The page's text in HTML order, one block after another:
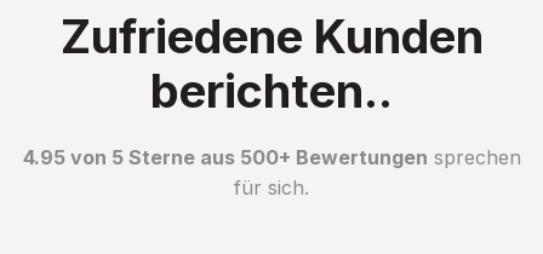
Zufriedene Kunden
berichten..
4.95 von 5 Sterne aus 500+ Bewertungen sprechen
für sich.